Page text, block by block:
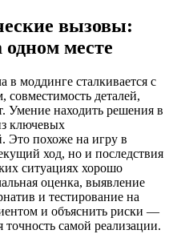
вызовы:
одном месте
в моддинге сталкивается с
деталей,
Умение находить решения в
ключевых
Это похоже на игру в
ход, но и последствия
ситуациях хорошо
оценка, выявление
и тестирование на
и объяснить риски —
самой реализации.